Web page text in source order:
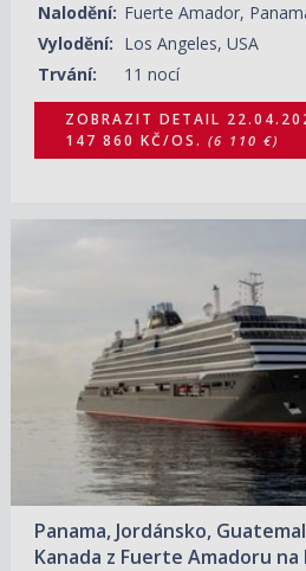
Nalodění: Fuerte Amador,
Vylodění: Los Angeles, USA
Trvání:
11 nocí
ZOBRAZIT DETAIL
147 860 KČ/OS. (6 110 €)
Panama, Jordánsko,
Kanada z Fuerte Amadoru na
(9 935